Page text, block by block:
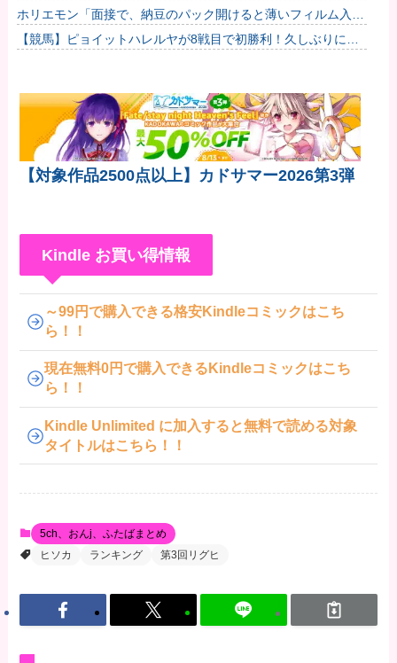
誠実だろ」→離婚協議へｗｗｗｗｗ
ホリエモン「面接で、納豆のパック開けると薄いフィルム入っ
てるけどあれなんのためか教えてって聞くわけ」
【競馬】ピョイットハレルヤが8戦目で初勝利！久しぶりにウ
【対象作品2500点以上】カドサマー2026第3弾
Kindle お買い得情報
～99円で購入できる格安Kindleコミックはこち
ら！！
現在無料0円で購入できるKindleコミックはこち
ら！！
Kindle Unlimited に加入すると無料で読める対象
タイトルはこちら！！
5ch、おんj、ふたばまとめ
ヒソカ
ランキング 第3回リグヒ